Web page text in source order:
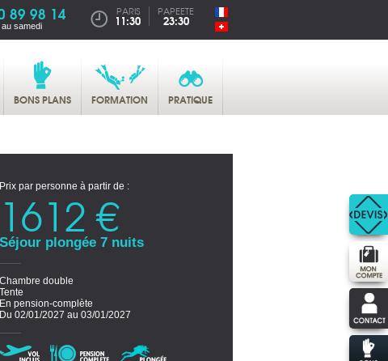
89 98 14
au samedi
PARIS
11:30
PAPEETE
23:30
BONS PLANS FORMATION PRATIQUE
Prix par personne à partir de :
1612 €
Séjour plongée 7 nuits
Chambre double
Tente
En pension-complète
Du 02/01/2027 au 03/01/2027